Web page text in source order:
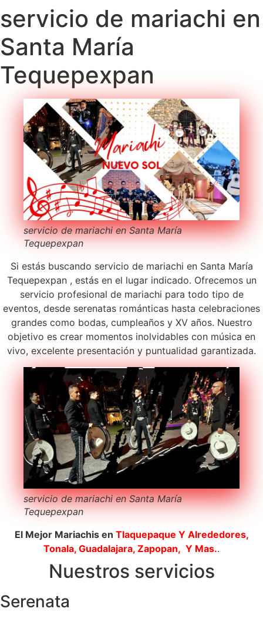
servicio de mariachi en
Santa María
Tequepexpan
servicio de mariachi en Santa María
Tequepexpan
Si estás buscando servicio de mariachi en Santa María
Tequepexpan , estás en el lugar indicado. Ofrecemos un
servicio profesional de mariachi para todo tipo de
eventos, desde serenatas románticas hasta celebraciones
grandes como bodas, cumpleaños y XV años. Nuestro
objetivo es crear momentos inolvidables con música en
vivo, excelente presentación y puntualidad garantizada.
servicio de mariachi en Santa María
Tequepexpan
El Mejor Mariachis en Tlaquepaque Y Alrededores,
Tonala, Guadalajara, Zapopan, Y Mas..
Nuestros servicios
Serenata